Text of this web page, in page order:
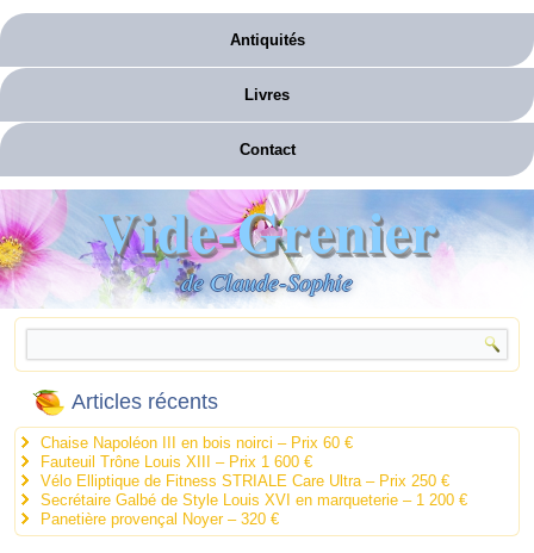
Antiquités
Livres
Contact
Vide-Grenier
de Claude-Sophie
Articles récents
Chaise Napoléon III en bois noirci – Prix 60 €
Fauteuil Trône Louis XIII – Prix 1 600 €
Vélo Elliptique de Fitness STRIALE Care Ultra – Prix 250 €
Secrétaire Galbé de Style Louis XVI en marqueterie – 1 200 €
Panetière provençal Noyer – 320 €